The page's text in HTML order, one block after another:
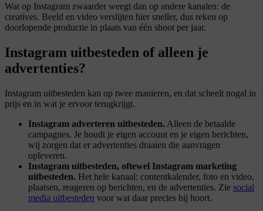
Wat op Instagram zwaarder weegt dan op andere kanalen: de
creatives. Beeld en video verslijten hier sneller, dus reken op
doorlopende productie in plaats van één shoot per jaar.
Instagram uitbesteden of alleen je
advertenties?
Instagram uitbesteden kan op twee manieren, en dat scheelt nogal in
prijs en in wat je ervoor terugkrijgt.
Instagram adverteren uitbesteden. Alleen de betaalde
campagnes. Je houdt je eigen account en je eigen berichten,
wij zorgen dat er advertenties draaien die aanvragen
opleveren.
Instagram uitbesteden, oftewel Instagram marketing
uitbesteden. Het hele kanaal: contentkalender, foto en video,
plaatsen, reageren op berichten, en de advertenties. Zie social
media uitbesteden voor wat daar precies bij hoort.